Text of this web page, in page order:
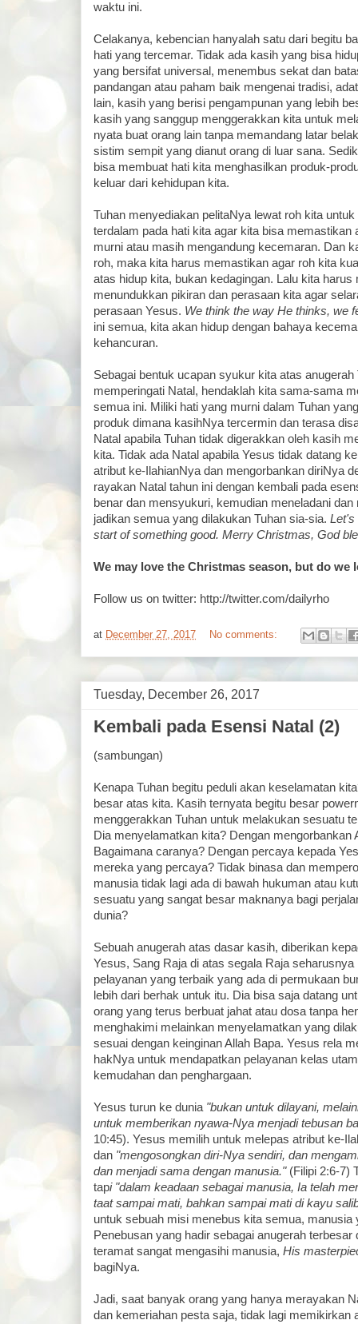
waktu ini.
Celakanya, kebencian hanyalah satu dari begitu
hati yang tercemar. Tidak ada kasih yang bisa
yang bersifat universal, menembus sekat dan
pandangan atau paham baik mengenai tradisi,
lain, kasih yang berisi pengampunan yang lebih
kasih yang sanggup menggerakkan kita untuk
nyata buat orang lain tanpa memandang latar
sistim sempit yang dianut orang di luar sana.
bisa membuat hati kita menghasilkan produk-
keluar dari kehidupan kita.
Tuhan menyediakan pelitaNya lewat roh kita
terdalam pada hati kita agar kita bisa memastikan
murni atau masih mengandung kecemaran. Dan
roh, maka kita harus memastikan agar roh kita
atas hidup kita, bukan kedagingan. Lalu kita harus
menundukkan pikiran dan perasaan kita agar
perasaan Yesus. We think the way He thinks, we
ini semua, kita akan hidup dengan bahaya
kehancuran.
Sebagai bentuk ucapan syukur kita atas anugerah
memperingati Natal, hendaklah kita sama-sama
semua ini. Miliki hati yang murni dalam Tuhan
produk dimana kasihNya tercermin dan terasa
Natal apabila Tuhan tidak digerakkan oleh kasih
kita. Tidak ada Natal apabila Yesus tidak datang
atribut ke-IlahianNya dan mengorbankan diriNya
rayakan Natal tahun ini dengan kembali pada
benar dan mensyukuri, kemudian meneladani
jadikan semua yang dilakukan Tuhan sia-sia. Let's
start of something good. Merry Christmas, God
We may love the Christmas season, but do we
Follow us on twitter: http://twitter.com/dailyrho
at December 27, 2017 No comments:
Tuesday, December 26, 2017
Kembali pada Esensi Natal (2)
(sambungan)
Kenapa Tuhan begitu peduli akan keselamatan
besar atas kita. Kasih ternyata begitu besar
menggerakkan Tuhan untuk melakukan sesuatu
Dia menyelamatkan kita? Dengan mengorbankan
Bagaimana caranya? Dengan percaya kepada
mereka yang percaya? Tidak binasa dan
manusia tidak lagi ada di bawah hukuman atau
sesuatu yang sangat besar maknanya bagi
dunia?
Sebuah anugerah atas dasar kasih, diberikan
Yesus, Sang Raja di atas segala Raja
pelayanan yang terbaik yang ada di permukaan
lebih dari berhak untuk itu. Dia bisa saja datang
orang yang terus berbuat jahat atau dosa tanpa
menghakimi melainkan menyelamatkan yang
sesuai dengan keinginan Allah Bapa. Yesus rela
hakNya untuk mendapatkan pelayanan kelas
kemudahan dan penghargaan.
Yesus turun ke dunia "bukan untuk dilayani,
untuk memberikan nyawa-Nya menjadi tebusan
10:45). Yesus memilih untuk melepas atribut ke-
dan "mengosongkan diri-Nya sendiri, dan
dan menjadi sama dengan manusia."(Filipi 2:6-7)
tapi "dalam keadaan sebagai manusia, Ia telah
taat sampai mati, bahkan sampai mati di kayu
untuk sebuah misi menebus kita semua, manusia
Penebusan yang hadir sebagai anugerah terbesar
teramat sangat mengasihi manusia, His
bagiNya.
Jadi, saat banyak orang yang hanya merayakan
dan kemeriahan pesta saja, tidak lagi memikirkan